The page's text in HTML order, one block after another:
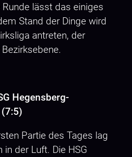
lässt das einiges
Stand der Dinge wird
antreten, der
Bezirksebene.
Hegensberg-
Partie des Tages lag
in der Luft. Die HSG